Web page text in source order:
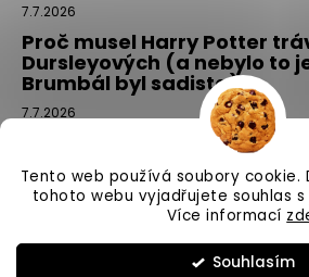
Tento web používá soubory cookie.
tohoto webu vyjadřujete souhlas s
Více informací
Souhlasím
7.7.2026
Proč musel Harry Potter
Dursleyových (a nebylo to
Brumbál byl sadista)
7.7.2026
Tajemný balíček z Příčné
které si vyberete tím, že si
1.7.2026
Vytvořil Shoptet